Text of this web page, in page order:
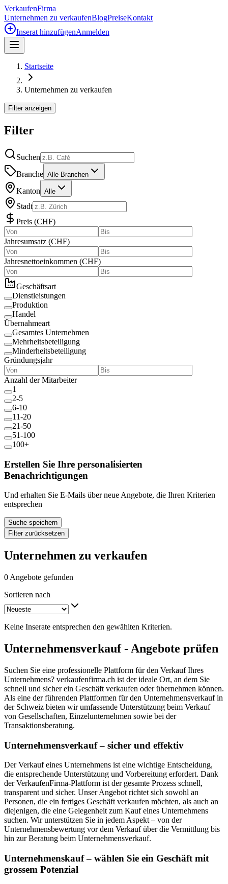
VerkaufenFirma
Unternehmen zu verkaufenBlogPreiseKontakt
Inserat hinzufügenAnmelden
Startseite
Unternehmen zu verkaufen
Filter anzeigen
Filter
Suchen
Branche Alle Branchen
Kanton Alle
Stadt
Preis (CHF)
Jahresumsatz (CHF)
Jahresnettoeinkommen (CHF)
Geschäftsart
Dienstleistungen
Produktion
Handel
Übernahmeart
Gesamtes Unternehmen
Mehrheitsbeteiligung
Minderheitsbeteiligung
Gründungsjahr
Anzahl der Mitarbeiter
1
2-5
6-10
11-20
21-50
51-100
100+
Erstellen Sie Ihre personalisierten
Benachrichtigungen
Und erhalten Sie E-Mails über neue Angebote, die Ihren Kriterien
entsprechen
Suche speichern
Filter zurücksetzen
Unternehmen zu verkaufen
0 Angebote gefunden
Sortieren nach
Keine Inserate entsprechen den gewählten Kriterien.
Unternehmensverkauf - Angebote prüfen
Suchen Sie eine professionelle Plattform für den Verkauf Ihres
Unternehmens? verkaufenfirma.ch ist der ideale Ort, an dem Sie
schnell und sicher ein Geschäft verkaufen oder übernehmen können.
Als eine der führenden Plattformen für den Unternehmensverkauf in
der Schweiz bieten wir umfassende Unterstützung beim Verkauf
von Gesellschaften, Einzelunternehmen sowie bei der
Transaktionsberatung.
Unternehmensverkauf – sicher und effektiv
Der Verkauf eines Unternehmens ist eine wichtige Entscheidung,
die entsprechende Unterstützung und Vorbereitung erfordert. Dank
der VerkaufenFirma-Plattform ist der gesamte Prozess schnell,
transparent und sicher. Unser Angebot richtet sich sowohl an
Personen, die ein fertiges Geschäft verkaufen möchten, als auch an
diejenigen, die eine Gelegenheit zum Kauf eines Unternehmens
suchen. Wir unterstützen Sie in jedem Aspekt – von der
Unternehmensbewertung vor dem Verkauf über die Vermittlung bis
hin zur Beratung beim Unternehmensverkauf.
Unternehmenskauf – wählen Sie ein Geschäft mit
grossem Potenzial